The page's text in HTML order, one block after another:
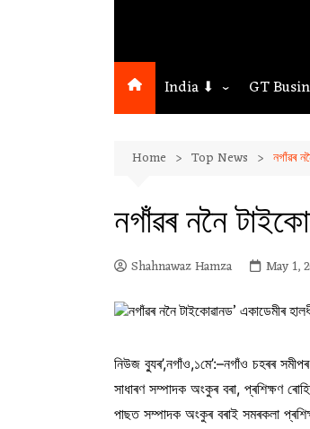
India ⬇
Assam
Guwahati
GT
Home Top News নগাঁৱৰ
নগাঁৱৰ ননৈ
Shahnawaz Hamza May 1,
নিউজ ব্যুৰ’,নগাঁও,১মে’:–নগাঁও চহৰৰ
সাধাৰণ সম্পাদক অংকুৰ বৰা, প্ৰশিক্ষণ
পাছত সম্পাদক অংকুৰ বৰাই সমৰকলা